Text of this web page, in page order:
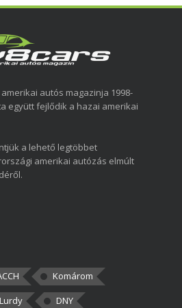
autós magazinja 1998-
együtt fejlődik a hazai amerikai
a lehető legtöbbet
amerikai autózás elmúlt
Komárom
Lurdy DNY